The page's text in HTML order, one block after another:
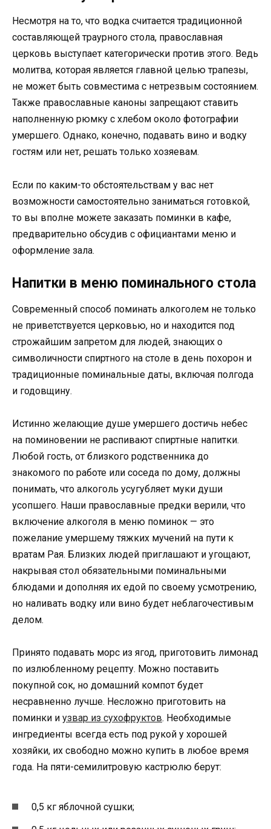
Несмотря на то, что водка считается традиционной
составляющей траурного стола, православная
церковь выступает категорически против этого. Ведь
молитва, которая является главной целью трапезы,
не может быть совместима с нетрезвым состоянием.
Также православные каноны запрещают ставить
наполненную рюмку с хлебом около фотографии
умершего. Однако, конечно, подавать вино и водку
гостям или нет, решать только хозяевам.
Если по каким-то обстоятельствам у вас нет
возможности самостоятельно заниматься готовкой,
то вы вполне можете заказать поминки в кафе,
предварительно обсудив с официантами меню и
оформление зала.
Напитки в меню поминального стола
Современный способ поминать алкоголем не только
не приветствуется церковью, но и находится под
строжайшим запретом для людей, знающих о
символичности спиртного на столе в день похорон и
традиционные поминальные даты, включая полгода
и годовщину.
Истинно желающие душе умершего достичь небес
на поминовении не распивают спиртные напитки.
Любой гость, от близкого родственника до
знакомого по работе или соседа по дому, должны
понимать, что алкоголь усугубляет муки души
усопшего. Наши православные предки верили, что
включение алкоголя в меню поминок — это
пожелание умершему тяжких мучений на пути к
вратам Рая. Близких людей приглашают и угощают,
накрывая стол обязательными поминальными
блюдами и дополняя их едой по своему усмотрению,
но наливать водку или вино будет неблагочестивым
делом.
Принято подавать морс из ягод, приготовить лимонад
по излюбленному рецепту. Можно поставить
покупной сок, но домашний компот будет
несравненно лучше. Несложно приготовить на
поминки и узвар из сухофруктов. Необходимые
ингредиенты всегда есть под рукой у хорошей
хозяйки, их свободно можно купить в любое время
года. На пяти-семилитровую кастрюлю берут:
0,5 кг яблочной сушки;